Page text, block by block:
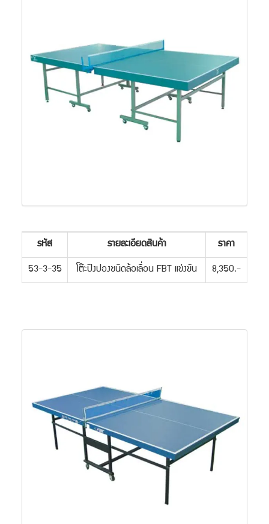
รหัส รายละเอียดสินค้า ราคา
53-3-35 โต๊ะปิงปองชนิดล้อเลื่อน FBT แข่งขัน 8,350.-